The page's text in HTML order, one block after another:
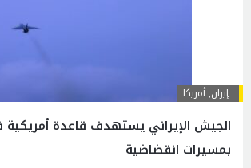
إيران,أمريكا
الجیش الإیراني يستهدف قاعدة أمريكية
بمسيرات انقضاضیة